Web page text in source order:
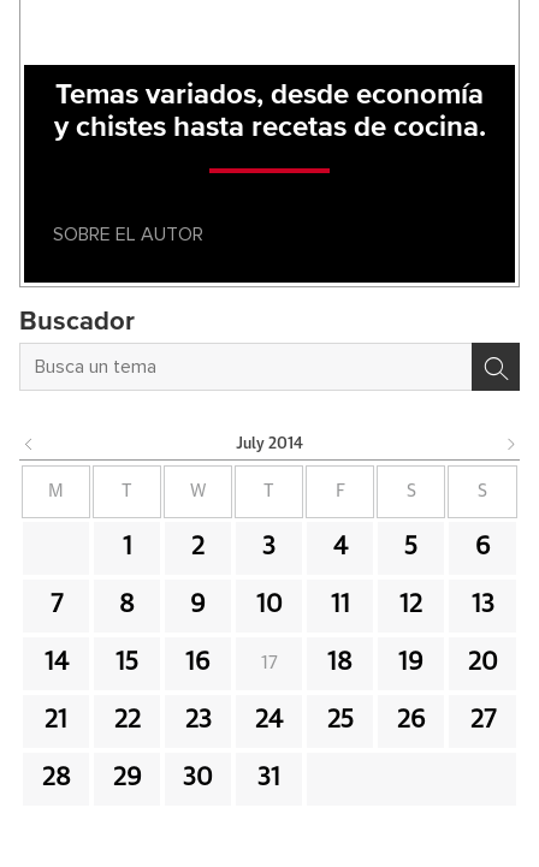
Temas variados, desde economía
y chistes hasta recetas de cocina.
SOBRE EL AUTOR
Buscador
July 2014
M W F S S
1 2 3 4 5 6
7 8 9 10 11 12 13
14 15 16 17 18 19 20
21 22 23 24 25 26 27
28 29 30 31